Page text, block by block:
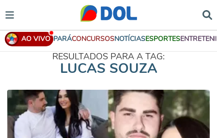
AO VIVO PARÁCONCURSOSNOTÍCIASESPORTES
RESULTADOS PARA A TAG:
LUCAS SOUZA